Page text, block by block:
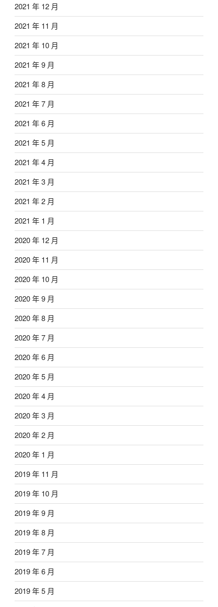
2021 年 12 月
2021 年 11 月
2021 年 10 月
2021 年 9 月
2021 年 8 月
2021 年 7 月
2021 年 6 月
2021 年 5 月
2021 年 4 月
2021 年 3 月
2021 年 2 月
2021 年 1 月
2020 年 12 月
2020 年 11 月
2020 年 10 月
2020 年 9 月
2020 年 8 月
2020 年 7 月
2020 年 6 月
2020 年 5 月
2020 年 4 月
2020 年 3 月
2020 年 2 月
2020 年 1 月
2019 年 11 月
2019 年 10 月
2019 年 9 月
2019 年 8 月
2019 年 7 月
2019 年 6 月
2019 年 5 月